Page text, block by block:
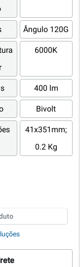
Ângulo 120G
6000K
400 lm
Bivolt
41x351mm;
0.2 Kg